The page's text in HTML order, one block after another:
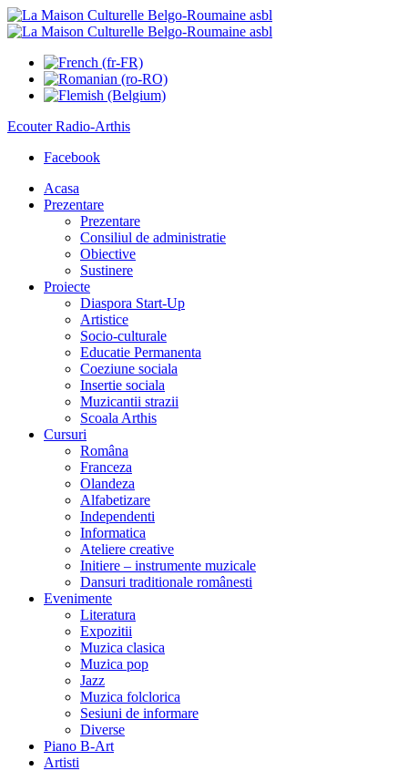
EcouterRadio-Arthis
Facebook
Acasa
Prezentare
Prezentare
Consiliul de administratie
Obiective
Sustinere
Proiecte
Diaspora Start-Up
Artistice
Socio-culturale
Educatie Permanenta
Coeziune sociala
Insertie sociala
Muzicantii strazii
Scoala Arthis
Cursuri
Româna
Franceza
Olandeza
Alfabetizare
Independenti
Informatica
Ateliere creative
Initiere – instrumente muzicale
Dansuri traditionale românesti
Evenimente
Literatura
Expozitii
Muzica clasica
Muzica pop
Jazz
Muzica folclorica
Sesiuni de informare
Diverse
Piano B-Art
Artisti